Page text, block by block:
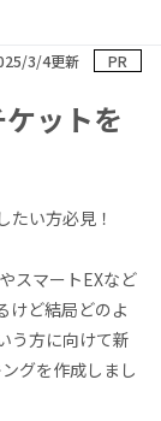
3/4更新 PR
ットを
い方必見！
スマートEXなど
けど結局どのよ
う方に向けて新
グを作成しまし